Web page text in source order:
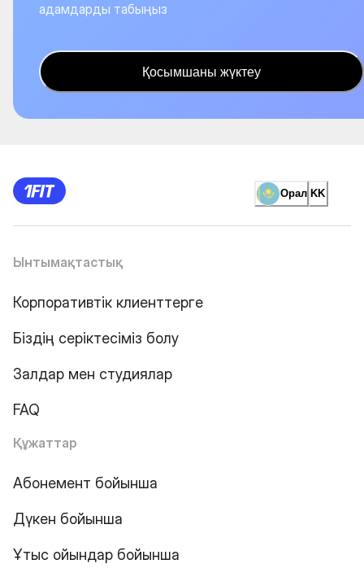
адамдарды табыңыз
Қосымшаны жүктеу
Орал KK
Ынтымақтастық
Корпоративтік клиенттерге
Біздің серіктесіміз болу
Залдар мен студиялар
FAQ
Құжаттар
Абонемент бойынша
Дүкен бойынша
Ұтыс ойындар бойынша